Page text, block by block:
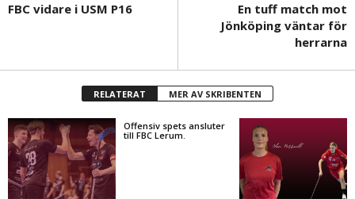
FBC vidare i USM P16
En tuff match mot
Jönköping väntar för
herrarna
RELATERAT MER AV SKRIBENTEN
Offensiv spets ansluter
till FBC Lerum.